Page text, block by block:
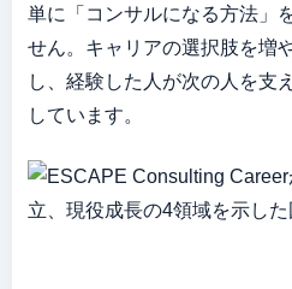
単に「コンサルになる方法」
せん。キャリアの選択肢を増
し、経験した人が次の人を支
しています。